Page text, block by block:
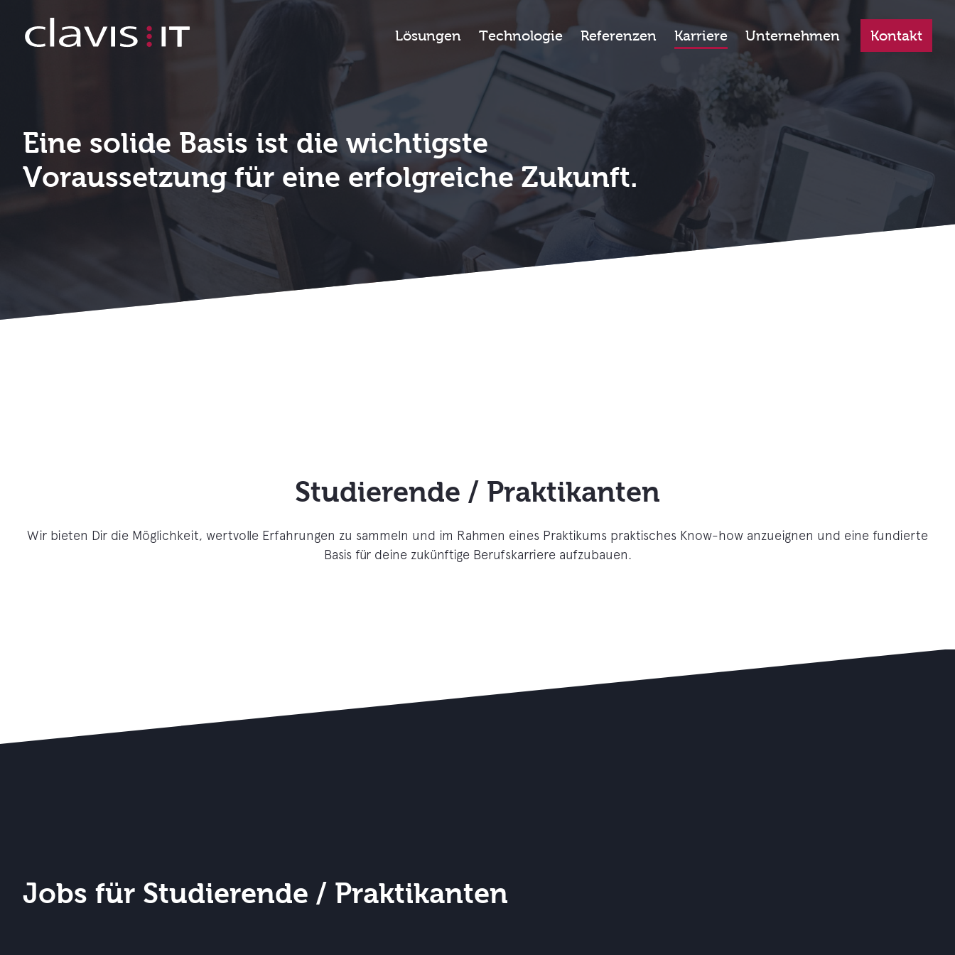
Lösungen Technologie Referenzen Karriere Unternehmen Kontakt
Eine solide Basis ist die wichtigste
Voraussetzung für eine erfolgreiche Zukunft.
Studierende / Praktikanten
Wir bieten Dir die Möglichkeit, wertvolle Erfahrungen zu sammeln und im Rahmen eines Praktikums praktisches Know-how anzueignen und eine fundierte
Basis für deine zukünftige Berufskarriere aufzubauen.
Jobs für Studierende / Praktikanten